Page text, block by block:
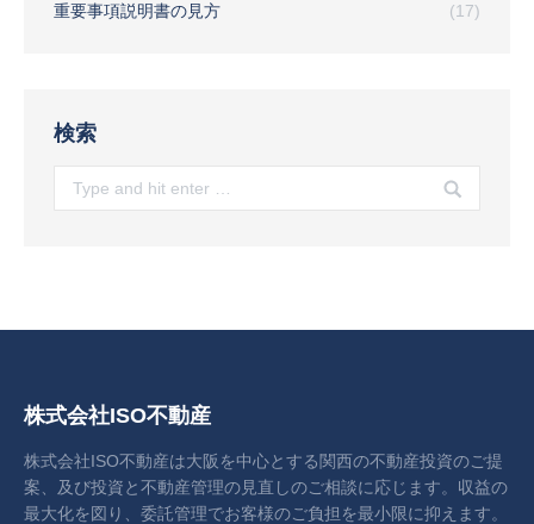
重要事項説明書の見方
(17)
検索
Search:
株式会社ISO不動産
株式会社ISO不動産は大阪を中心とする関西の不動産投資のご提
案、及び投資と不動産管理の見直しのご相談に応じます。収益の
最大化を図り、委託管理でお客様のご負担を最小限に抑えます。